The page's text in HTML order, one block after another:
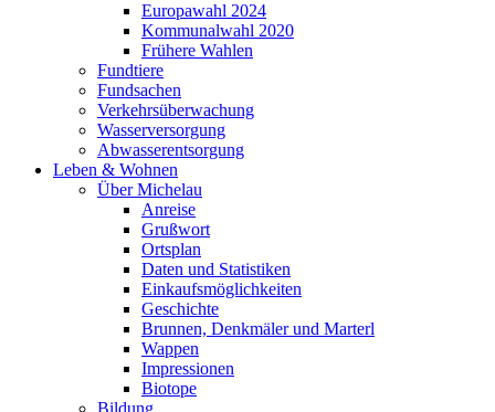
Europawahl 2024
Kommunalwahl 2020
Frühere Wahlen
Fundtiere
Fundsachen
Verkehrsüberwachung
Wasserversorgung
Abwasserentsorgung
Leben & Wohnen
Über Michelau
Anreise
Grußwort
Ortsplan
Daten und Statistiken
Einkaufsmöglichkeiten
Geschichte
Brunnen, Denkmäler und Marterl
Wappen
Impressionen
Biotope
Bildung